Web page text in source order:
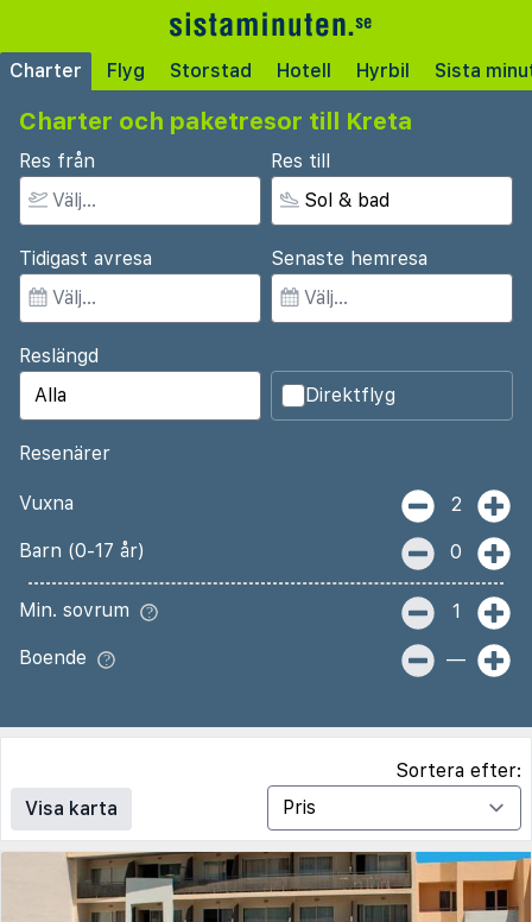
Charter Flyg Storstad Hotell Hyrbil Sista
Charter och paketresor till Kreta
Res från Res till
Tidigast avresa Senaste hemresa
Reslängd
Direktflyg
Resenärer
Vuxna 2
Barn (0-17 år) 0
Min. sovrum 1
Boende —
Visa karta
Sortera efter: